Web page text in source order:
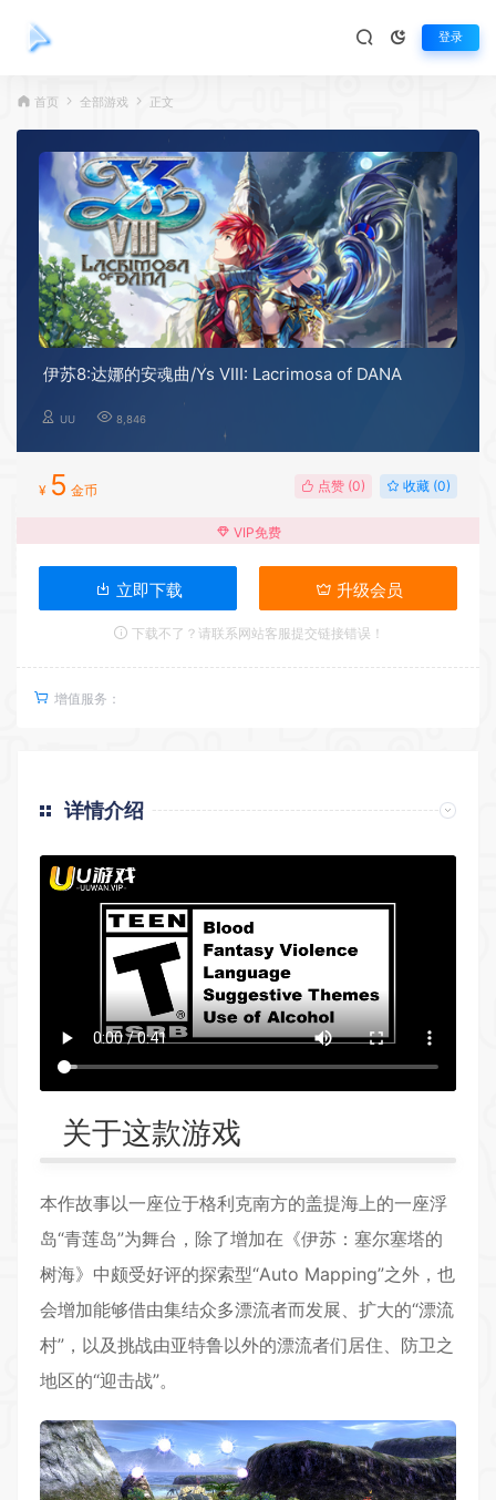
登录
首页 全部游戏 正文
伊苏8:达娜的安魂曲/Ys VIII: Lacrimosa of DANA
UU 8,846
¥ 5 金币 点赞 (0) 收藏 (0)
VIP免费
立即下载 升级会员
下载不了？请联系网站客服提交链接错误！
增值服务：
详情介绍
关于这款游戏
本作故事以一座位于格利克南方的盖提海上的一座浮
岛“青莲岛”为舞台，除了增加在《伊苏：塞尔塞塔的
树海》中颇受好评的探索型“Auto Mapping”之外，也
会增加能够借由集结众多漂流者而发展、扩大的“漂流
村”，以及挑战由亚特鲁以外的漂流者们居住、防卫之
地区的“迎击战”。